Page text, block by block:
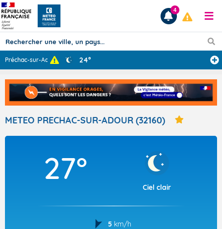
Prévisions
TOUS LES RÉSULTATS
Articles
4
Préchac-sur-Ado... 24°
METEO PRECHAC-SUR-ADOUR (32160)
27°
Ciel clair
5 km/h